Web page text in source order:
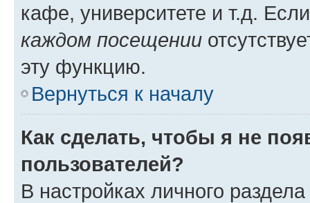
кафе, университете и т.д.
каждом посещении
эту функцию.
Вернуться к началу
Как сделать, чтобы я не
пользователей?
В настройках личного